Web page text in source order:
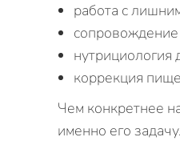
работа с
нутрициология
коррекция
Чем конкретнее
именно его